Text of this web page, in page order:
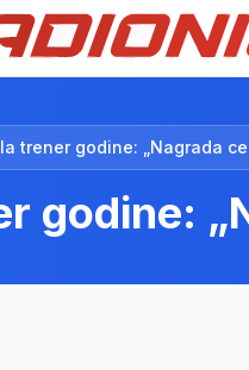
trener godine: „Nagrada
godine: